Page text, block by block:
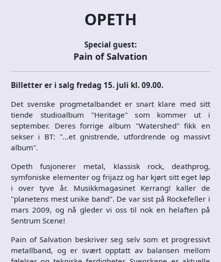
OPETH
Special guest:
Pain of Salvation
Billetter er i salg fredag 15. juli kl. 09.00.
Det svenske progmetalbandet er snart klare med sitt
tiende studioalbum "Heritage" som kommer ut i
september. Deres forrige album "Watershed" fikk en
sekser i BT: "…et gnistrende, utfordrende og massivt
album".
Opeth fusjonerer metal, klassisk rock, deathprog,
symfoniske elementer og frijazz og har kjørt sitt eget løp
i over tyve år. Musikkmagasinet Kerrang! kaller de
"planetens mest unike band". De var sist på Rockefeller i
mars 2009, og nå gleder vi oss til nok en helaften på
Sentrum Scene!
Pain of Salvation beskriver seg selv som et progressivt
metallband, og er svært opptatt av balansen mellom